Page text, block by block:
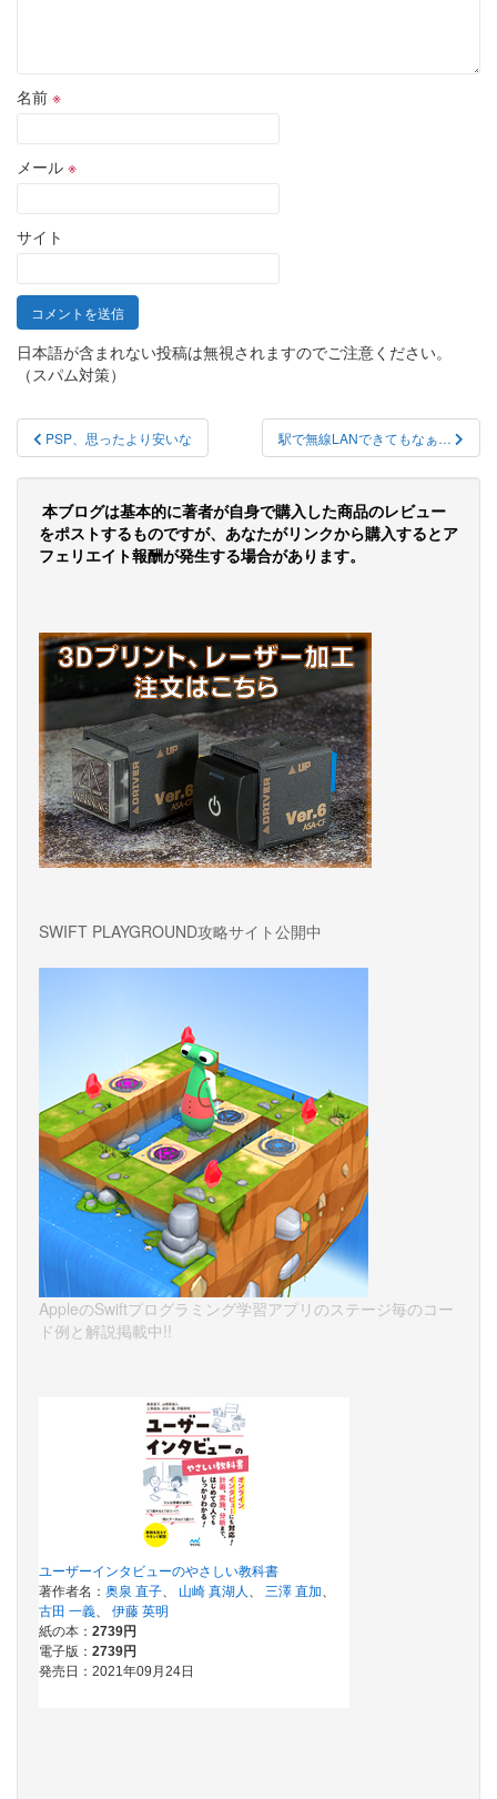
名前 ※
メール ※
サイト
日本語が含まれない投稿は無視されますのでご注意ください。
（スパム対策）
投
稿
ナ
ビ
シ
ョ
ン
PSP、思ったより安いな 駅で無線LANできてもなぁ…
本ブログは基本的に著者が自身で購入した商品のレビュー
をポストするものですが、あなたがリンクから購入するとア
フェリエイト報酬が発生する場合があります。
SWIFT PLAYGROUND攻略サイト公開中
AppleのSwiftプログラミング学習アプリのステージ毎のコー
ド例と解説掲載中!!